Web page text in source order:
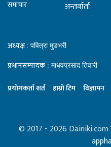
समाचार
अन्तर्वार्ता
अध्यक्ष : पवित्रा मुडभरी
प्रधानसम्पादक : माधवप्रसाद तिवारी
प्रयाेगकर्ता शर्त हाम्राे टिम विज्ञापन
© 2017 - 2026 Dainiki.com